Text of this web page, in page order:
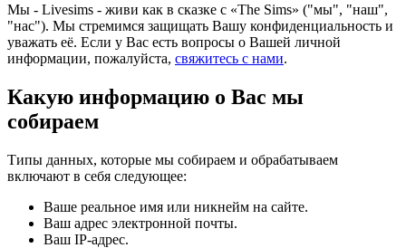
Мы - Livesims - живи как в сказке с «The Sims» ("мы", "наш",
"нас"). Мы стремимся защищать Вашу конфиденциальность и
уважать её. Если у Вас есть вопросы о Вашей личной
информации, пожалуйста, свяжитесь с нами.
Какую информацию о Вас мы
собираем
Типы данных, которые мы собираем и обрабатываем
включают в себя следующее:
Ваше реальное имя или никнейм на сайте.
Ваш адрес электронной почты.
Ваш IP-адрес.